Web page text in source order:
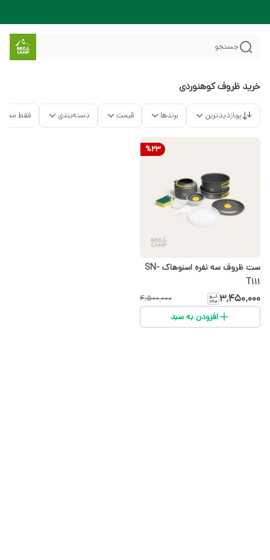
جستجو
خرید ظروف کوهنوردی
پربازدیدترین برندها قیمت دسته‌بندی فقط
%23
ست ظروف سه نفره اسنوهاک SN-
T111
۳٬۴۵۰٬۰۰۰ ۴٬۵۰۰٬۰۰۰
افزودن به سبد